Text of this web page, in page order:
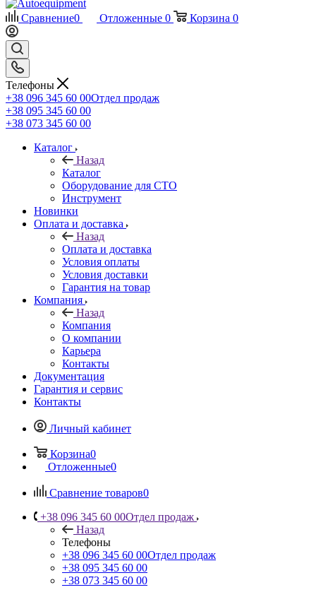
Сравнение0 Отложенные 0 Корзина 0
Телефоны
+38 096 345 60 00Отдел продаж
+38 095 345 60 00
+38 073 345 60 00
Каталог
Назад
Каталог
Оборудование для СТО
Инструмент
Новинки
Оплата и доставка
Назад
Оплата и доставка
Условия оплаты
Условия доставки
Гарантия на товар
Компания
Назад
Компания
О компании
Карьера
Контакты
Документация
Гарантия и сервис
Контакты
Личный кабинет
Корзина0
Отложенные0
Сравнение товаров0
+38 096 345 60 00Отдел продаж
Назад
Телефоны
+38 096 345 60 00Отдел продаж
+38 095 345 60 00
+38 073 345 60 00